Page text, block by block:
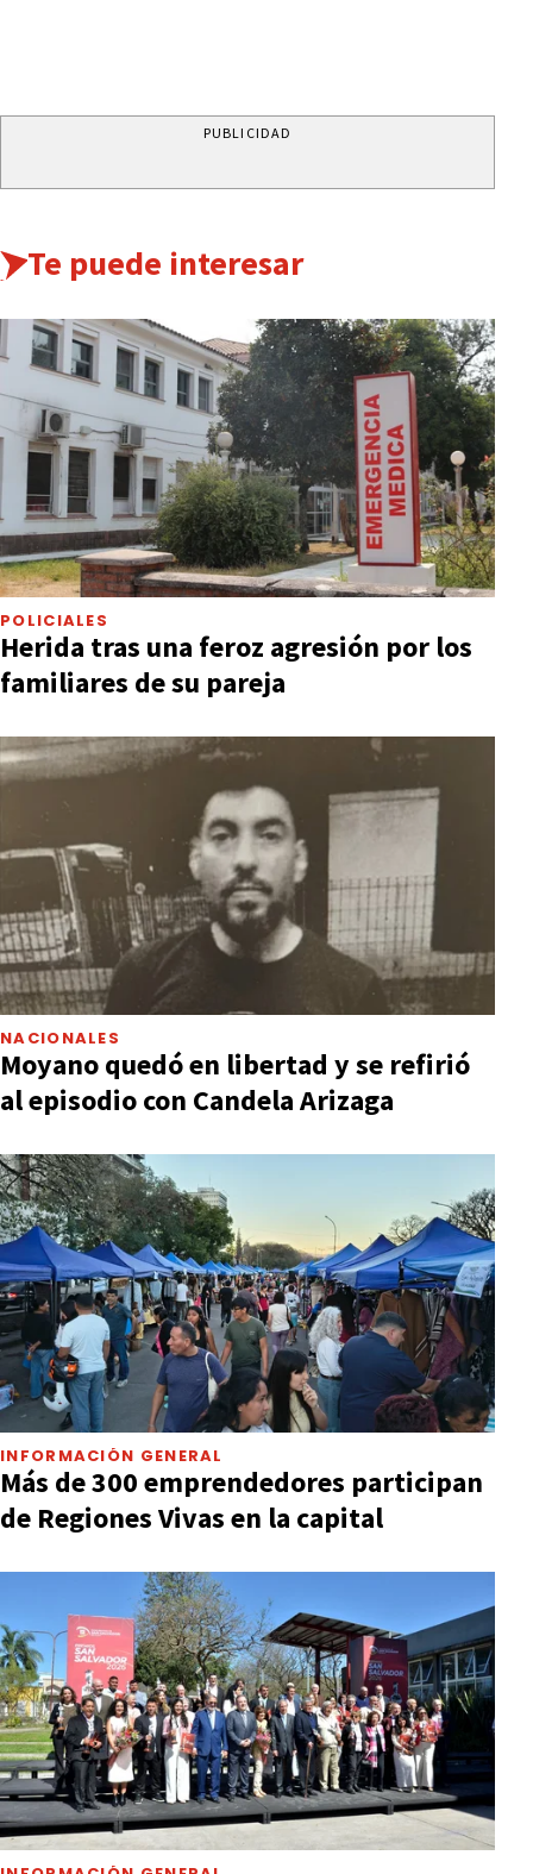
PUBLICIDAD
Te puede interesar
POLICIALES
Herida tras una feroz agresión por los
familiares de su pareja
NACIONALES
Moyano quedó en libertad y se refirió
al episodio con Candela Arizaga
INFORMACIÓN GENERAL
Más de 300 emprendedores participan
de Regiones Vivas en la capital